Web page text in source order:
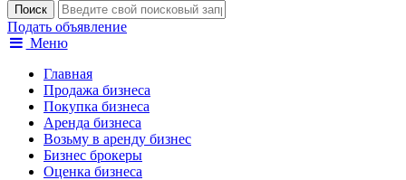
Подать объявление
Меню
Главная
Продажа бизнеса
Покупка бизнеса
Аренда бизнеса
Возьму в аренду бизнес
Бизнес брокеры
Оценка бизнеса